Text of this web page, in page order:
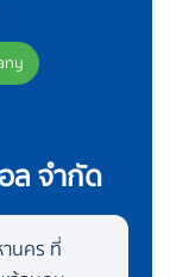
ล จำกัด
านคร ที่